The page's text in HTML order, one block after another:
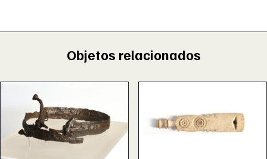
Objetos relacionados